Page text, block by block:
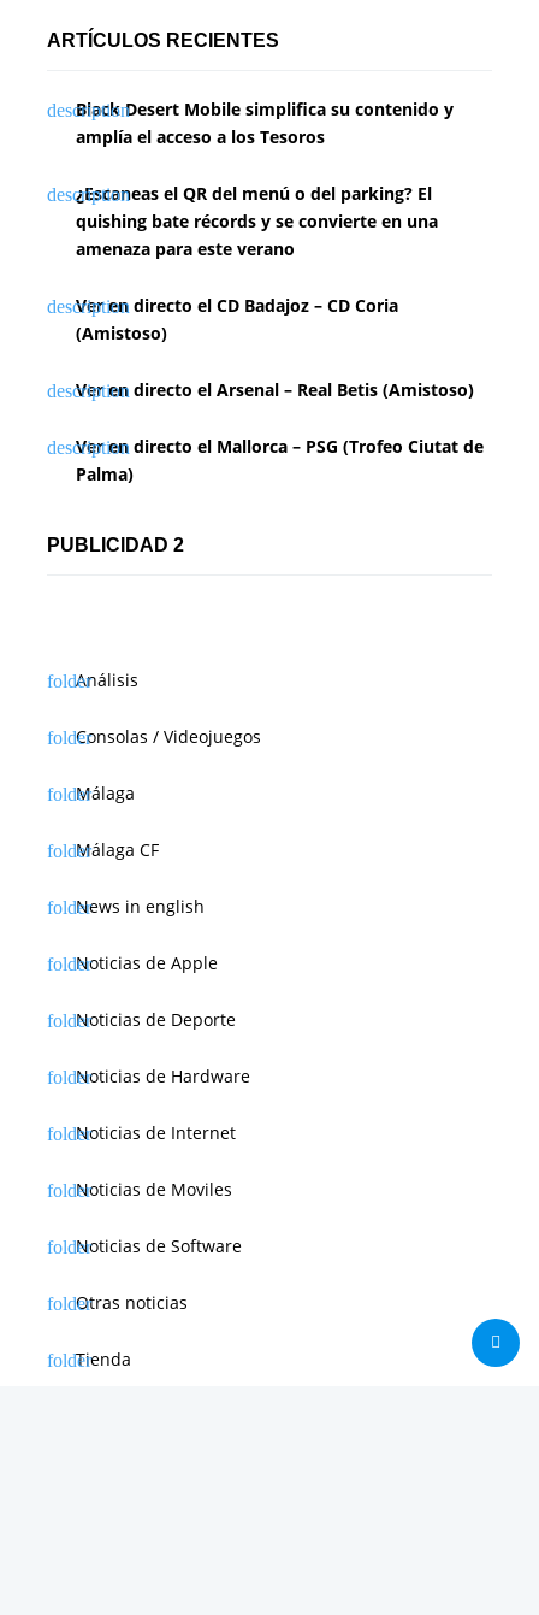
ARTÍCULOS RECIENTES
Black Desert Mobile simplifica su contenido y
amplía el acceso a los Tesoros
¿Escaneas el QR del menú o del parking? El
quishing bate récords y se convierte en una
amenaza para este verano
Ver en directo el CD Badajoz – CD Coria
(Amistoso)
Ver en directo el Arsenal – Real Betis (Amistoso)
Ver en directo el Mallorca – PSG (Trofeo Ciutat de
Palma)
PUBLICIDAD 2
Análisis
Consolas / Videojuegos
Málaga
Málaga CF
News in english
Noticias de Apple
Noticias de Deporte
Noticias de Hardware
Noticias de Internet
Noticias de Moviles
Noticias de Software
Otras noticias
Tienda